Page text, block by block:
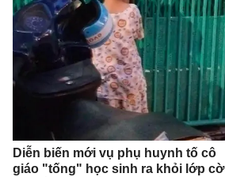
Diễn biến mới vụ phụ huynh tố cô
giáo "tống" học sinh ra khỏi lớp cờ